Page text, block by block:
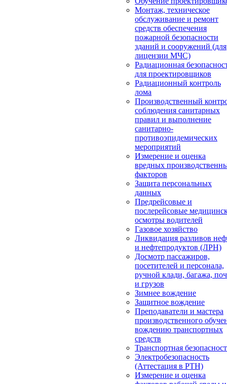
Монтаж, техническое
обслуживание и ремонт
средств обеспечения
пожарной безопасности
зданий и сооружений (для
лицензии МЧС)
Радиационная
для проектировщиков
Радиационный контроль
лома
Производственный
соблюдения санитарных
правил и выполнение
санитарно-
противоэпидемических
мероприятий
Измерение и оценка
вредных
факторов
Защита персональных
данных
Предрейсовые и
послерейсовые
осмотры водителей
Газовое хозяйство
Ликвидация разливов
и нефтепродуктов (ЛРН)
Досмотр пассажиров,
посетителей и персонала,
ручной клади, багажа,
и грузов
Зимнее вождение
Защитное вождение
Преподаватели и мастера
производственного
вождению транспортных
средств
Транспортная
Электробезопасность
(Аттестация в РТН)
Измерение и оценка